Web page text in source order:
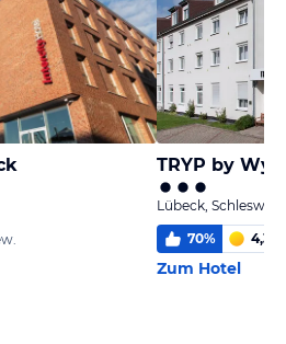
Lübeck,
70% 4,3
Zum Hotel